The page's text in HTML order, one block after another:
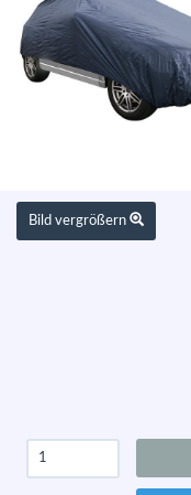
Bild vergrößern